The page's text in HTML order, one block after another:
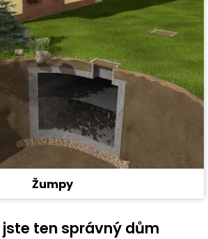
Žumpy
jste ten správný dům